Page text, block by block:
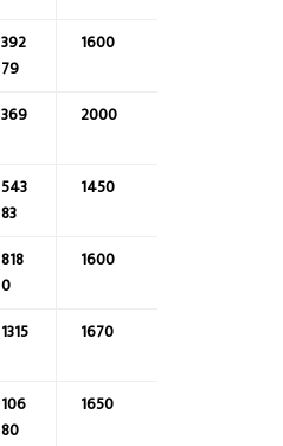
392
79
1600
369 2000
543
83
1450
818
0
1600
1315 1670
106
80
1650